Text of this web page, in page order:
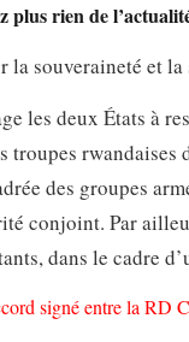
plus rien de
la souveraineté et la
les deux États à
troupes rwandaises
des groupes
conjoint. Par
dans le cadre
signé entre la RD